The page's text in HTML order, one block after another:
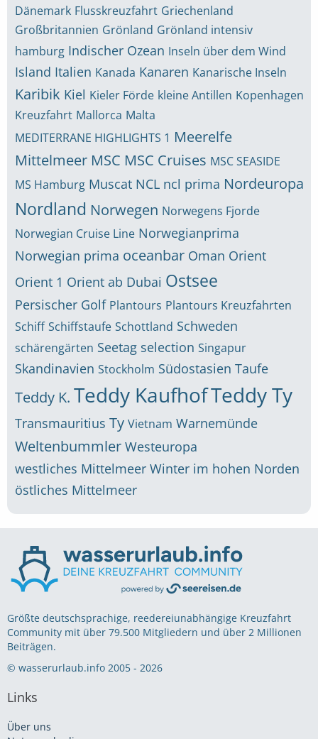
Dänemark Flusskreuzfahrt Griechenland
Großbritannien Grönland Grönland intensiv
hamburg Indischer Ozean Inseln über dem Wind
Island Italien Kanada Kanaren Kanarische Inseln
Karibik Kiel Kieler Förde kleine Antillen Kopenhagen
Kreuzfahrt Mallorca Malta
MEDITERRANE HIGHLIGHTS 1 Meerelfe
Mittelmeer MSC MSC Cruises MSC SEASIDE
MS Hamburg Muscat NCL ncl prima Nordeuropa
Nordland Norwegen Norwegens Fjorde
Norwegian Cruise Line Norwegianprima
Norwegian prima oceanbar Oman Orient
Orient 1 Orient ab Dubai Ostsee
Persischer Golf Plantours Plantours Kreuzfahrten
Schiff Schiffstaufe Schottland Schweden
schärengärten Seetag selection Singapur
Skandinavien Stockholm Südostasien Taufe
Teddy K. Teddy KaufhofTeddy Ty
Transmauritius Ty Vietnam Warnemünde
Weltenbummler Westeuropa
westliches Mittelmeer Winter im hohen Norden
östliches Mittelmeer
Größte deutschsprachige, reedereiunabhängige Kreuzfahrt
Community mit über 79.500 Mitgliedern und über 2 Millionen
Beiträgen.
© wasserurlaub.info 2005 - 2026
Links
Über uns